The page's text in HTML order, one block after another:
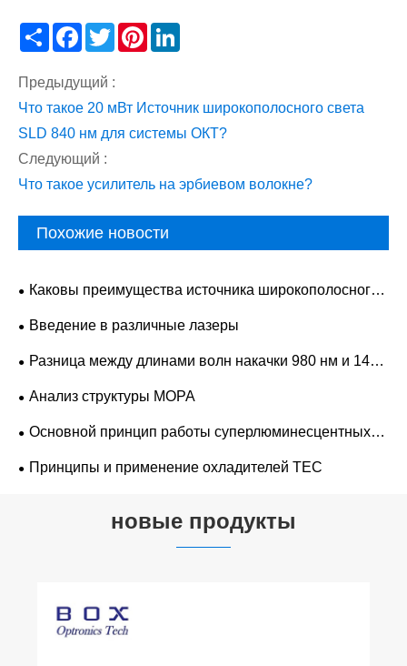
Share Facebook
TwitterPinterest
Предыдущий :
Что такое 20 мВт Источник широкополосного света
SLD 840 нм для системы ОКТ?
Следующий :
Что такое усилитель на эрбиевом волокне?
Похожие новости
Каковы преимущества источника широкополосного
света ASE по сравнению с обычными источниками?
Введение в различные лазеры
Разница между длинами волн накачки 980 нм и 1480
нм
Анализ структуры MOPA
Основной принцип работы суперлюминесцентных
полупроводниковых светодиодных лазеров
Принципы и применение охладителей TEC
новые продукты